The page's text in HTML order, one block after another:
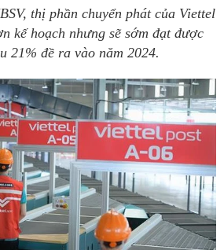
thị phần chuyển phát của Viettel
kế hoạch nhưng sẽ sớm đạt được
21% đề ra vào năm 2024.